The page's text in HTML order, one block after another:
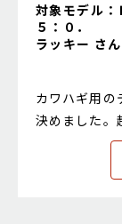
対象モデル：
５：０．
ラッキー さん
カワハギ用の
決めました。
すい。コス